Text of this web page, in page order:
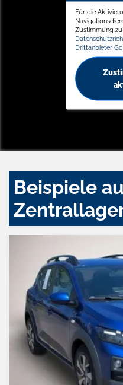
Für die
Zustimmung
Drittanbieter
Beispiele